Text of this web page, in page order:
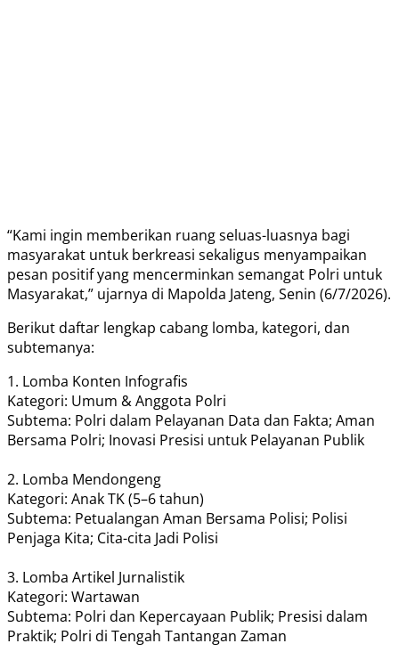
“Kami ingin memberikan ruang seluas-luasnya bagi
masyarakat untuk berkreasi sekaligus menyampaikan
pesan positif yang mencerminkan semangat Polri untuk
Masyarakat,” ujarnya di Mapolda Jateng, Senin (6/7/2026).
Berikut daftar lengkap cabang lomba, kategori, dan
subtemanya:
1. Lomba Konten Infografis
​Kategori: Umum & Anggota Polri
​Subtema: Polri dalam Pelayanan Data dan Fakta; Aman
Bersama Polri; Inovasi Presisi untuk Pelayanan Publik
2. Lomba Mendongeng
​Kategori: Anak TK (5–6 tahun)
​Subtema: Petualangan Aman Bersama Polisi; Polisi
Penjaga Kita; Cita-cita Jadi Polisi
3. Lomba Artikel Jurnalistik
​Kategori: Wartawan
​Subtema: Polri dan Kepercayaan Publik; Presisi dalam
Praktik; Polri di Tengah Tantangan Zaman